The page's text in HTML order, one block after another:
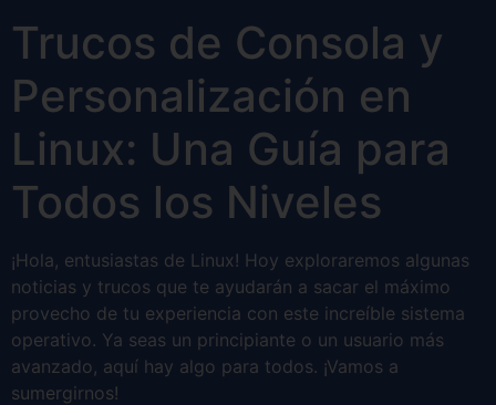
Trucos de Consola y
Personalización en
Linux: Una Guía para
Todos los Niveles
¡Hola, entusiastas de Linux! Hoy exploraremos algunas
noticias y trucos que te ayudarán a sacar el máximo
provecho de tu experiencia con este increíble sistema
operativo. Ya seas un principiante o un usuario más
avanzado, aquí hay algo para todos. ¡Vamos a
sumergirnos!